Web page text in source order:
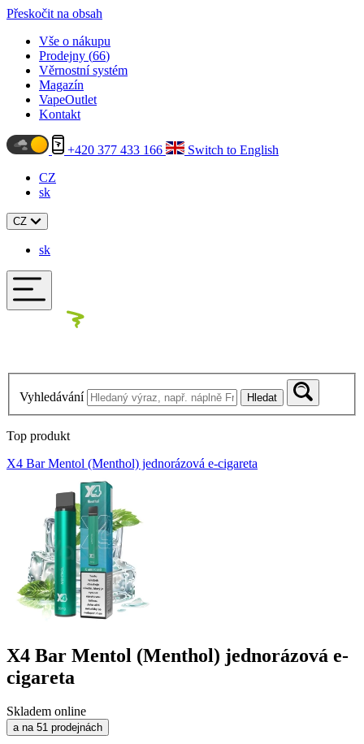
Přeskočit na obsah
Vše o nákupu
Prodejny (66)
Věrnostní systém
Magazín
VapeOutlet
Kontakt
+420 377 433 166
Switch to English
CZ
sk
CZ
sk
Vyhledávání Hledat
Top produkt
X4 Bar Mentol (Menthol) jednorázová e-cigareta
X4 Bar Mentol (Menthol) jednorázová e-
cigareta
Skladem online
a na 51 prodejnách